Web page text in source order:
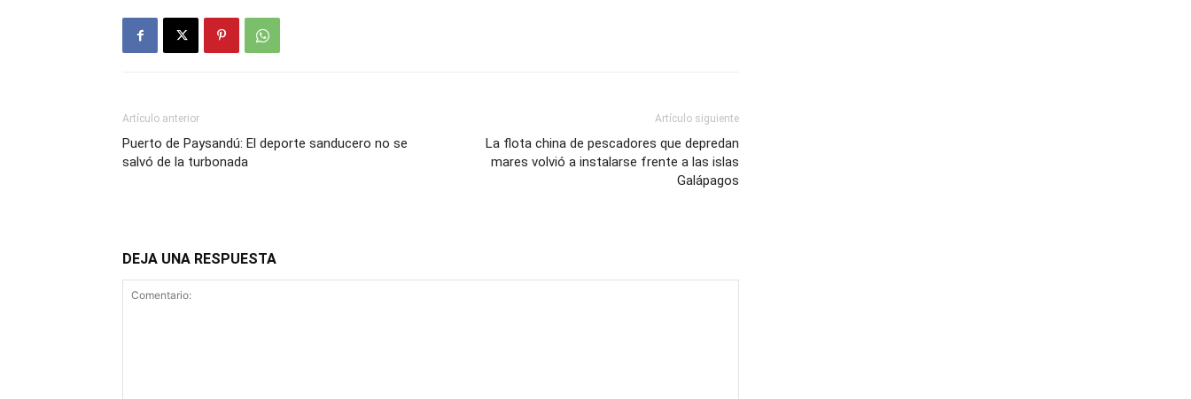
Artículo anterior
Puerto de Paysandú: El deporte sanducero no se
salvó de la turbonada
Artículo siguiente
La flota china de pescadores que depredan
mares volvió a instalarse frente a las islas
Galápagos
DEJA UNA RESPUESTA